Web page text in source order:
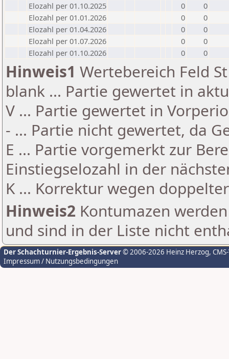
Elozahl per 01.10.2025
0
0
Elozahl per 01.01.2026
0
0
Elozahl per 01.04.2026
0
0
Elozahl per 01.07.2026
0
0
Elozahl per 01.10.2026
0 0
Hinweis1 Wertebereich Feld
blank ... Partie gewertet in
V ... Partie gewertet in
- ... Partie nicht gewertet, da
E ... Partie vorgemerkt zur
Einstiegselozahl in der
K ... Korrektur wegen
Hinweis2 Kontumazen
und sind in der Liste nicht
Der Schachturnier-Ergebnis-Server© 2006-2026 Heinz Herzog,
Impressum / Nutzungsbedingungen